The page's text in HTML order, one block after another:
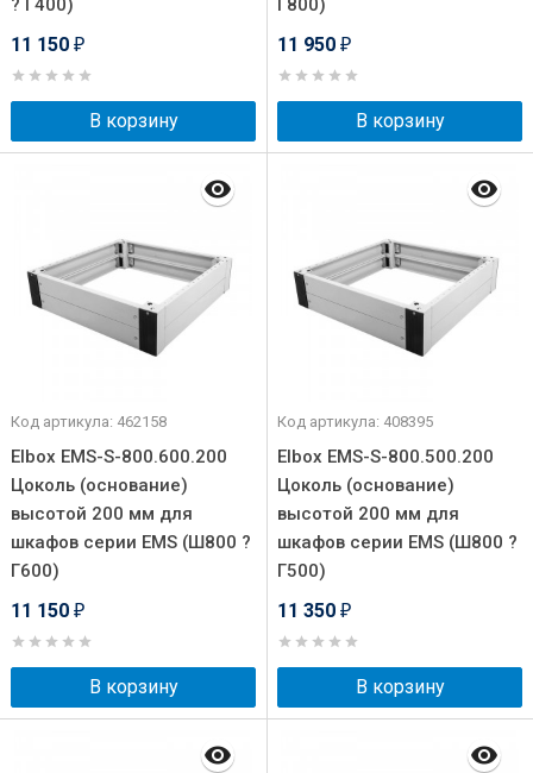
? Г400)
11 150 ₽
В корзину
Г800)
11 950 ₽
В корзину
Код артикула: 462158
Elbox EMS-S-800.600.200
Цоколь (основание)
высотой 200 мм для
шкафов серии EMS (Ш800 ?
Г600)
11 150 ₽
В корзину
Код артикула: 408395
Elbox EMS-S-800.500.200
Цоколь (основание)
высотой 200 мм для
шкафов серии EMS (Ш800 ?
Г500)
11 350 ₽
В корзину